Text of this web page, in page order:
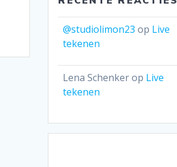
@studiolimon23 op Live
tekenen
Lena Schenkerop Live
tekenen